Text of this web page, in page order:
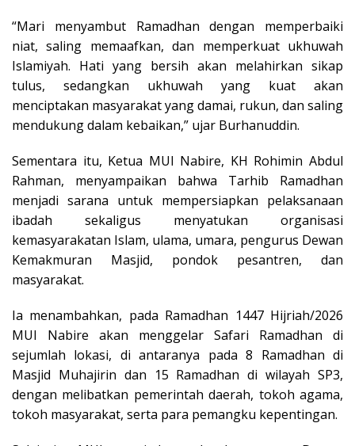
“Mari menyambut Ramadhan dengan memperbaiki
niat, saling memaafkan, dan memperkuat ukhuwah
Islamiyah. Hati yang bersih akan melahirkan sikap
tulus, sedangkan ukhuwah yang kuat akan
menciptakan masyarakat yang damai, rukun, dan saling
mendukung dalam kebaikan,” ujar Burhanuddin.
Sementara itu, Ketua MUI Nabire, KH Rohimin Abdul
Rahman, menyampaikan bahwa Tarhib Ramadhan
menjadi sarana untuk mempersiapkan pelaksanaan
ibadah sekaligus menyatukan organisasi
kemasyarakatan Islam, ulama, umara, pengurus Dewan
Kemakmuran Masjid, pondok pesantren, dan
masyarakat.
Ia menambahkan, pada Ramadhan 1447 Hijriah/2026
MUI Nabire akan menggelar Safari Ramadhan di
sejumlah lokasi, di antaranya pada 8 Ramadhan di
Masjid Muhajirin dan 15 Ramadhan di wilayah SP3,
dengan melibatkan pemerintah daerah, tokoh agama,
tokoh masyarakat, serta para pemangku kepentingan.